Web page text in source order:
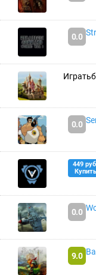
0.0
Играть
0.0
449
Купить
0.0
9.0